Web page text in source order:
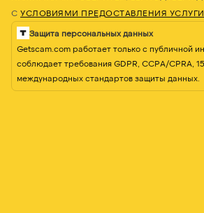
С УСЛОВИЯМИ ПРЕДОСТАВЛЕНИЯ УСЛУГИ
Защита персональных данных
Getscam.com работает только с публичной
соблюдает требования GDPR, CCPA/CPRA,
международных стандартов защиты данных.